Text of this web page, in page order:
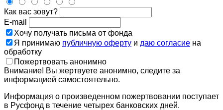
Как вас зовут?
E-mail
Хочу получать письма от фонда
Я принимаю публичную оферту и даю согласие на
обработку
Пожертвовать анонимно
Внимание! Вы жертвуете анонимно, следите за
информацией самостоятельно.
Информация о произведенном пожертвовании поступает
в Русфонд в течение четырех банковских дней.